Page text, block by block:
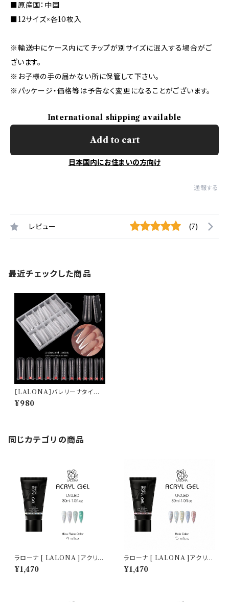
■原産国：中国
■12サイズ×各10枚入
※輸送中にケース内にてチップが別サイズに混入する場合がご
ざいます。
※お子様の手の届かない所に保管して下さい。
※パッケージ・価格等は予告なく変更になることがございます。
International shipping available
Add to cart
日本国内にお住まいの方向け
通報する
レビュー (7)
最近チェックした商品
［LALONA］バレリーナタイプ
アクリリックネイルフォーム ( 12
サイズ)
¥980
同じカテゴリの商品
ラローナ [ LALONA ]アクリル
ジェル ( マイカフレークカラー )
( 30ml )アクリルスカルプ/スカ
¥1,470
ラローナ [ LALONA ]アクリル
ジェル ( ホロカラー ) ( 30ml )
アクリルスカルプ/スカルプチュ
¥1,470